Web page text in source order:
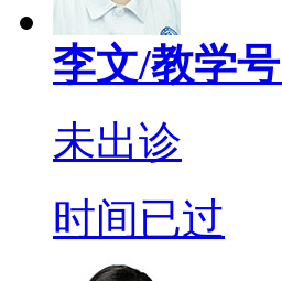
李文/教学号
未出诊
时间已过